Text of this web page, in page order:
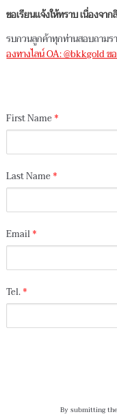
ขอเรียนเเจ้งให้ทราบ เนื่องจ
รบกวนลูกค้าทุกท่านสอบถามร
องทางไลน์ OA: @bkkgold
First Name*
Last Name*
Email*
Tel.*
By submitting